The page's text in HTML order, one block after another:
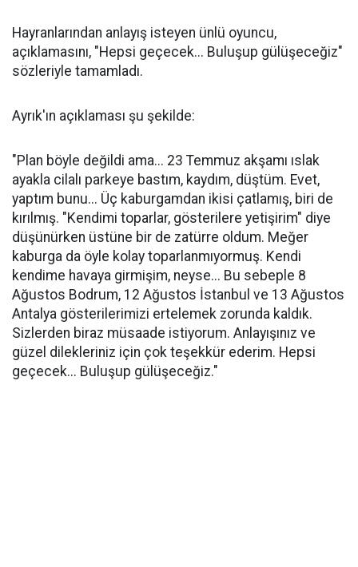
Hayranlarından anlayış isteyen ünlü oyuncu,
açıklamasını, "Hepsi geçecek... Buluşup gülüşeceğiz"
sözleriyle tamamladı.
Ayrık'ın açıklaması şu şekilde:
"Plan böyle değildi ama... 23 Temmuz akşamı ıslak
ayakla cilalı parkeye bastım, kaydım, düştüm. Evet,
yaptım bunu... Üç kaburgamdan ikisi çatlamış, biri de
kırılmış. "Kendimi toparlar, gösterilere yetişirim" diye
düşünürken üstüne bir de zatürre oldum. Meğer
kaburga da öyle kolay toparlanmıyormuş. Kendi
kendime havaya girmişim, neyse... Bu sebeple 8
Ağustos Bodrum, 12 Ağustos İstanbul ve 13 Ağustos
Antalya gösterilerimizi ertelemek zorunda kaldık.
Sizlerden biraz müsaade istiyorum. Anlayışınız ve
güzel dilekleriniz için çok teşekkür ederim. Hepsi
geçecek... Buluşup gülüşeceğiz."